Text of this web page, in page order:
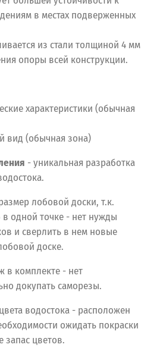
в местах подверженных
из стали толщиной 4 мм
опоры всей конструкции.
характеристики (обычная
вид (обычная зона)
- уникальная разработка
лобовой доски, т.к.
в одной точке - нет нужды
и сверлить в нем новые
доске.
в комплекте - нет
докупать саморезы.
водостока - расположен
ожидать покраски
запас цветов.